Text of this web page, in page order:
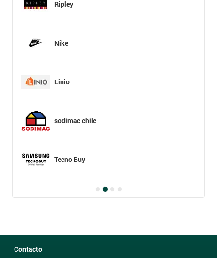
Ripley
Nike
Linio
sodimac chile
Tecno Buy
Contacto